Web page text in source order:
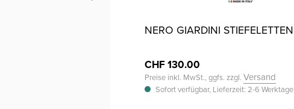
NERO GIARDINI STIEFELETTEN
CHF 130.00
Preise inkl. MwSt., ggfs. zzgl. Versand
Sofort verfügbar, Lieferzeit: 2-6 Werktage